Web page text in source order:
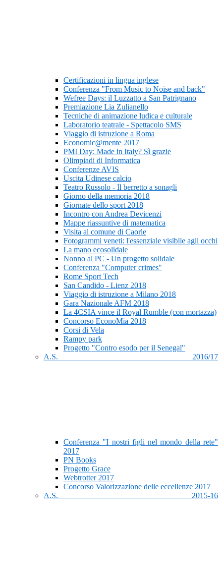
Certificazioni in lingua inglese
Conferenza "From Music to Noise and back"
Wefree Days: il Luzzatto a San Patrignano
Premiazione Lia Zulianello
Tecniche di animazione ludica e culturale
Laboratorio teatrale - Spettacolo SMS
Viaggio di istruzione a Roma
Economic@mente 2017
PMI Day: Made in Italy? Sì grazie
Olimpiadi di Informatica
Conferenze AVIS
Uscita Udinese calcio
Teatro Russolo - Il berretto a sonagli
Giorno della memoria 2018
Giornate dello sport 2018
Incontro con Andrea Devicenzi
Mappe riassuntive di matematica
Visita al comune di Caorle
Fotogrammi veneti: l'essenziale visibile agli occhi
La mano ecosolidale
Nonno al PC - Un progetto solidale
Conferenza "Computer crimes"
Rome Sport Tech
San Candido - Lienz 2018
Viaggio di istruzione a Milano 2018
Gara Nazionale AFM 2018
La 4CSIA vince il Royal Rumble (con mortazza)
Concorso EconoMia 2018
Corsi di Vela
Rampy park
Progetto "Contro esodo per il Senegal"
A.S. 2016/17
Conferenza "I nostri figli nel mondo della rete"
2017
PN Books
Progetto Grace
Webtrotter 2017
Concorso Valorizzazione delle eccellenze 2017
A.S. 2015-16